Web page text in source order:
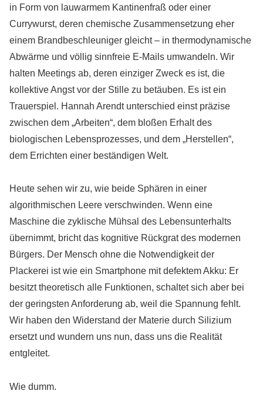
in Form von lauwarmem Kantinenfraß oder einer
Currywurst, deren chemische Zusammensetzung eher
einem Brandbeschleuniger gleicht – in thermodynamische
Abwärme und völlig sinnfreie E-Mails umwandeln. Wir
halten Meetings ab, deren einziger Zweck es ist, die
kollektive Angst vor der Stille zu betäuben. Es ist ein
Trauerspiel. Hannah Arendt unterschied einst präzise
zwischen dem „Arbeiten“, dem bloßen Erhalt des
biologischen Lebensprozesses, und dem „Herstellen“,
dem Errichten einer beständigen Welt.
Heute sehen wir zu, wie beide Sphären in einer
algorithmischen Leere verschwinden. Wenn eine
Maschine die zyklische Mühsal des Lebensunterhalts
übernimmt, bricht das kognitive Rückgrat des modernen
Bürgers. Der Mensch ohne die Notwendigkeit der
Plackerei ist wie ein Smartphone mit defektem Akku: Er
besitzt theoretisch alle Funktionen, schaltet sich aber bei
der geringsten Anforderung ab, weil die Spannung fehlt.
Wir haben den Widerstand der Materie durch Silizium
ersetzt und wundern uns nun, dass uns die Realität
entgleitet.
Wie dumm.